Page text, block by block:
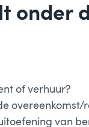
onder
of verhuur?
overeenkomst/
van